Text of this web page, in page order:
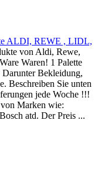
ALDI, REWE , LIDL,
von Aldi, Rewe,
Waren! 1 Palette
Bekleidung,
Beschreiben Sie unten
jede Woche !!!
von Marken wie:
atd. Der Preis ...